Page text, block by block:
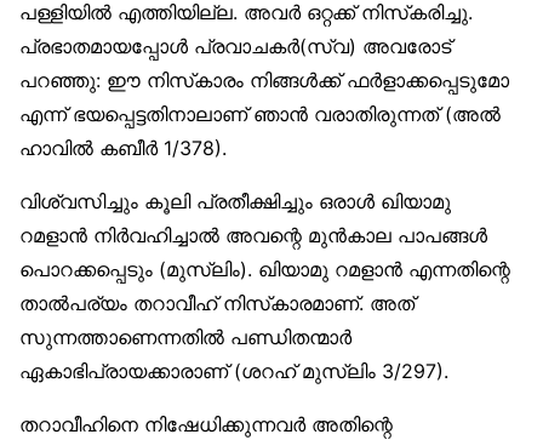
പള്ളിയില്‍ എത്തിയില്ല. അവര്‍ ഒറ്റക്ക് നിസ്‌കരിച്ചു.
പ്രഭാതമായപ്പോള്‍ പ്രവാചകര്‍(സ്വ) അവരോട്
പറഞ്ഞു: ഈ നിസ്‌കാരം നിങ്ങള്‍ക്ക് ഫര്‍ളാക്കപ്പെടുമോ
എന്ന് ഭയപ്പെട്ടതിനാലാണ് ഞാന്‍ വരാതിരുന്നത് (അല്‍
ഹാവില്‍ കബീര്‍ 1/378).
വിശ്വസിച്ചും കൂലി പ്രതീക്ഷിച്ചും ഒരാള്‍ ഖിയാമു
റമളാന്‍ നിര്‍വഹിച്ചാല്‍ അവന്റെ മുന്‍കാല പാപങ്ങള്‍
പൊറക്കപ്പെടും (മുസ്‌ലിം). ഖിയാമു റമളാന്‍ എന്നതിന്റെ
താല്‍പര്യം തറാവീഹ് നിസ്‌കാരമാണ്. അത്
സുന്നത്താണെന്നതില്‍ പണ്ഡിതന്മാര്‍
ഏകാഭിപ്രായക്കാരാണ് (ശറഹ് മുസ്‌ലിം 3/297).
തറാവീഹിനെ നിഷേധിക്കുന്നവര്‍ അതിന്റെ